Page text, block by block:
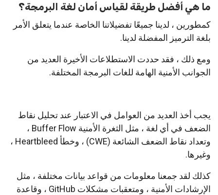
ما هي أفضل طريقة لقياس أمان لغة البرمجة؟
كمطورين ، لدينا جميعًا تفضيلاتنا الخاصة عندما يتعلق الأمر
بلغة الترميز المفضلة لدينا.
ومع ذلك ، فقد حددت الاستطلاعات الأخيرة العديد من
الجوانب الأمنية الهامة للغات البرمجة المختلفة.
يجب أخذ العديد من العوامل في الاعتبار عند تحليل نقاط
الضعف في أي لغة ، مثل الثغرة الأمنية Buffer Flow ،
وتعداد نقاط الضعف الشائعة (CWE) ، وخطأ Heartbleed ،
وغيرها.
كذلك لقد جمعنا معلومات من قواعد بيانات مختلفة ، مثل
الإرشادات الأمنية ، ومتعقبات مشكلات GitHub ، وقاعدة